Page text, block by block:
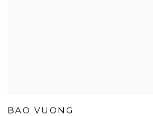
BAO VUONG